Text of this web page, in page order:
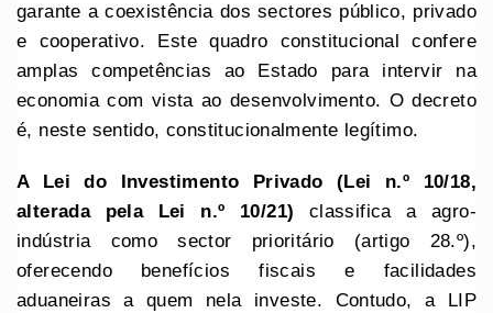
garante a coexistência dos sectores público, privado
e cooperativo. Este quadro constitucional confere
amplas competências ao Estado para intervir na
economia com vista ao desenvolvimento. O decreto
é, neste sentido, constitucionalmente legítimo.
A Lei do Investimento Privado (Lei n.º 10/18,
alterada pela Lei n.º 10/21) classifica a agro-
indústria como sector prioritário (artigo 28.º),
oferecendo benefícios fiscais e facilidades
aduaneiras a quem nela investe. Contudo, a LIP